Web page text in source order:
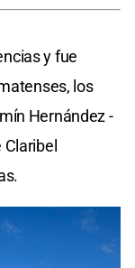
y fue
los
Hernández -
Claribel